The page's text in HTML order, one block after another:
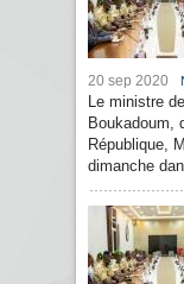
20 sep 2020
Le ministre
Boukadoum,
République,
dimanche